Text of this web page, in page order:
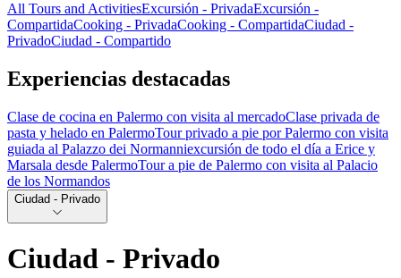
All Tours and ActivitiesExcursión - PrivadaExcursión -
CompartidaCooking - PrivadaCooking - CompartidaCiudad -
PrivadoCiudad - Compartido
Experiencias destacadas
Clase de cocina en Palermo con visita al mercadoClase privada de
pasta y helado en PalermoTour privado a pie por Palermo con visita
guiada al Palazzo dei Normanniexcursión de todo el día a Erice y
Marsala desde PalermoTour a pie de Palermo con visita al Palacio
de los Normandos
Ciudad - Privado
Ciudad - Privado